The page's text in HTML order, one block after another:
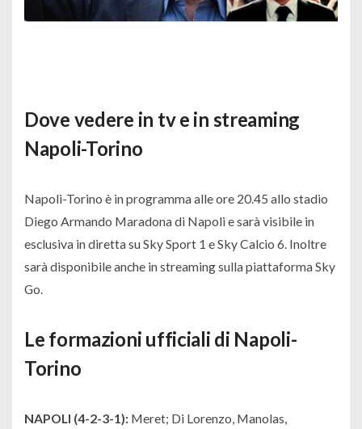
Dove vedere in tv e in streaming
Napoli-Torino
Napoli-Torino è in programma alle ore 20.45 allo stadio
Diego Armando Maradona di Napoli e sarà visibile in
esclusiva in diretta su Sky Sport 1 e Sky Calcio 6. Inoltre
sarà disponibile anche in streaming sulla piattaforma Sky
Go.
Le formazioni ufficiali di Napoli-
Torino
NAPOLI (4-2-3-1): Meret; Di Lorenzo, Manolas,